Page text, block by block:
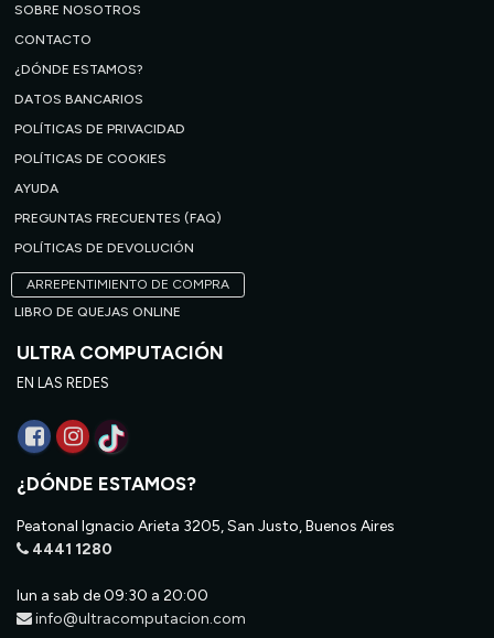
SOBRE NOSOTROS
CONTACTO
¿DÓNDE ESTAMOS?
DATOS BANCARIOS
POLÍTICAS DE PRIVACIDAD
POLÍTICAS DE COOKIES
AYUDA
PREGUNTAS FRECUENTES (FAQ)
POLÍTICAS DE DEVOLUCIÓN
ARREPENTIMIENTO DE COMPRA
LIBRO DE QUEJAS ONLINE
ULTRA COMPUTACIÓN
EN LAS REDES
¿DÓNDE ESTAMOS?
Peatonal Ignacio Arieta 3205, San Justo, Buenos Aires
4441 1280
lun a sab de 09:30 a 20:00
info@ultracomputacion.com